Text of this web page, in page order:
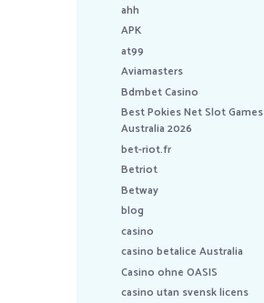
ahh
APK
at99
Aviamasters
Bdmbet Casino
Best Pokies Net Slot Games
Australia 2026
bet-riot.fr
Betriot
Betway
blog
casino
casino betalice Australia
Casino ohne OASIS
casino utan svensk licens